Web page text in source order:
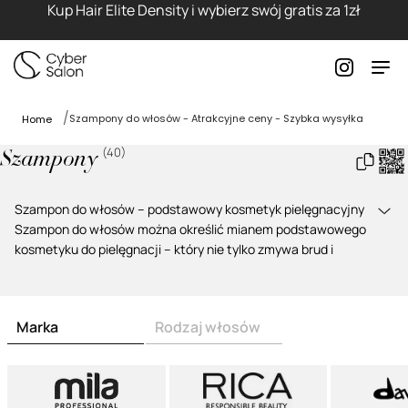
Kup Hair Elite Density i wybierz swój gratis za 1zł
Home Szampony do włosów - Atrakcyjne ceny - Szybka wysyłka
Szampony (40)
Szampon do włosów – podstawowy kosmetyk pielęgnacyjny
Szampon do włosów można określić mianem podstawowego
kosmetyku do pielęgnacji– który nie tylko zmywa brud i
Profesjonalne szampony do codziennej pielęgnacji włosów
W naszym katalogu znajdzieszmarkowe, profesjonalne
szampony do codziennej pielęgnacji włosów
każdego rodzaju i
o określonych potrzebach. Oferujemy wybór najlepszych
Marka Rodzaj włosów